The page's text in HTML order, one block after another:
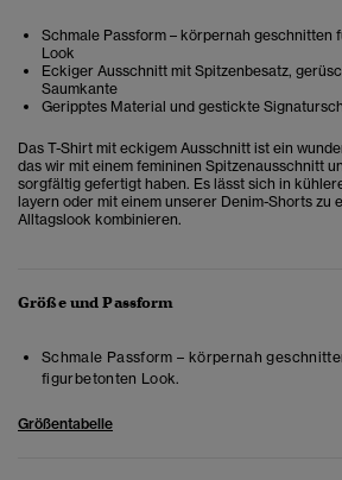
Schmale Passform – körpernah geschnitten
Look
Eckiger Ausschnitt mit Spitzenbesatz,
Saumkante
Geripptes Material und gestickte
Das T-Shirt mit eckigem Ausschnitt ist ein
das wir mit einem femininen Spitzenausschnitt
sorgfältig gefertigt haben. Es lässt sich in
layern oder mit einem unserer Denim-Shorts zu
Alltagslook kombinieren.
Größe und Passform
Schmale Passform – körpernah
figurbetonten Look.
Größentabelle